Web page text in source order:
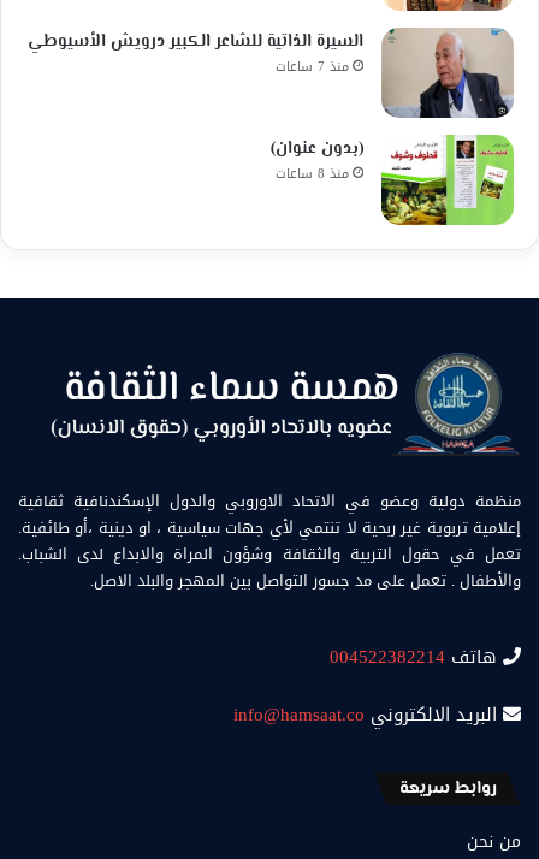
السيرة الذاتية للشاعر الكبير درويش الأسيوطي
منذ 7 ساعات
(بدون عنوان)
منذ 8 ساعات
منظمة دولية وعضو في الاتحاد الاوروبي والدول الإسكندنافية ثقافية
إعلامية تربوية غير ربحية لا تنتمي لأي جهات سياسية ، او دينية ،أو طائفية.
تعمل في حقول التربية والثقافة وشؤون المراة والابداع لدى الشباب.
والأطفال . تعمل على مد جسور التواصل بين المهجر والبلد الاصل.
هاتف 004522382214
البريد الالكتروني info@hamsaat.co
روابط سريعة
من نحن